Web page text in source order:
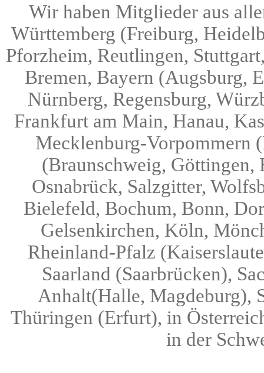
Wir haben Mitglieder aus
Württemberg (Freiburg,
Pforzheim, Reutlingen,
Bremen, Bayern (Augsburg,
Nürnberg, Regensburg,
Frankfurt am Main, Hanau,
Mecklenburg-Vorpommern
(Braunschweig, Göttingen,
Osnabrück, Salzgitter,
Bielefeld, Bochum, Bonn,
Gelsenkirchen, Köln,
Rheinland-Pfalz
Saarland (Saarbrücken),
Anhalt(Halle, Magdeburg),
Thüringen (Erfurt), in
in der